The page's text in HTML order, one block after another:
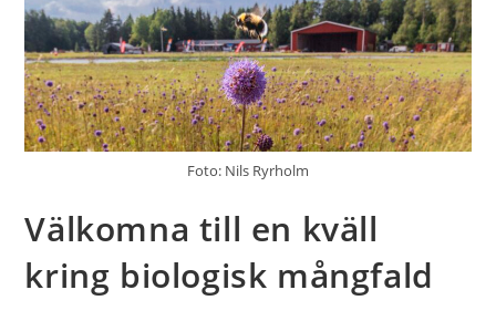
Foto: Nils Ryrholm
Välkomna till en kväll
kring biologisk mångfald